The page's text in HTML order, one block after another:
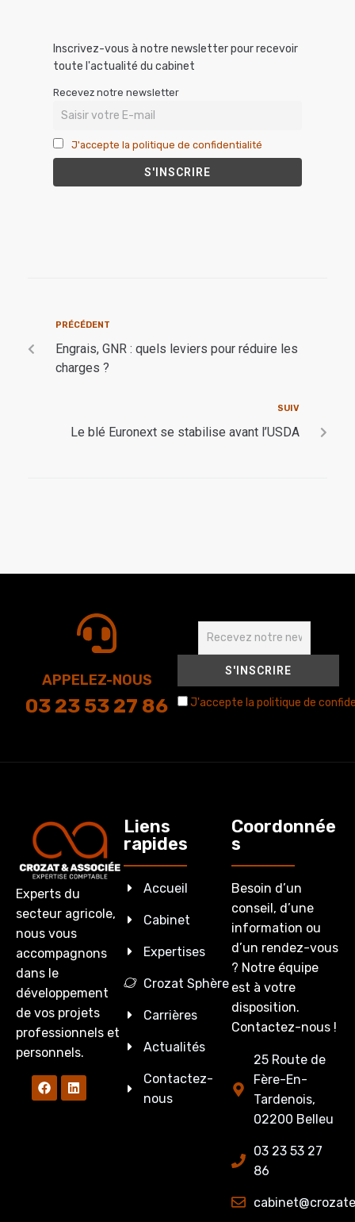
Inscrivez-vous à notre newsletter pour recevoir
toute l'actualité du cabinet
Recevez notre newsletter
J'accepte la politique de confidentialité
PRÉCÉDENT
Engrais, GNR : quels leviers pour réduire les
charges ?
SUIV
Le blé Euronext se stabilise avant l’USDA
APPELEZ-NOUS
03 23 53 27 86 J'accepte la politique de
Experts du
secteur agricole,
nous vous
accompagnons
dans le
développement
de vos projets
professionnels et
personnels.
Liens
rapides
Accueil
Cabinet
Expertises
Crozat Sphère
Carrières
Actualités
Contactez-
nous
Coordonnée
s
Besoin d’un
conseil, d’une
information ou
d’un rendez-vous
? Notre équipe
est à votre
disposition.
Contactez-nous !
25 Route de
Fère-En-
Tardenois,
02200 Belleu
03 23 53 27
86